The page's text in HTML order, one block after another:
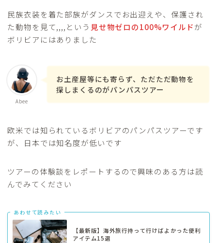
民族衣装を着た部族がダンスでお出迎えや、保護され
た動物を見て,,,,という 見せ物ゼロの100%ワイルドが
ボリビアにはありました
Abee
お土産屋等にも寄らず、ただただ動物を
探しまくるのがパンパスツアー
欧米では知られているボリビアのパンパスツアーです
が、日本では知名度が低いです
ツアーの体験談をレポートするので興味のある方は読
んでみてください
あわせて読みたい
【最新版】海外旅行持って行けばよかった便利
アイテム15選